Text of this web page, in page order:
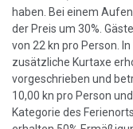
haben. Bei einem
der Preis um 30%.
von 22 kn pro Person.
zusätzliche Kurtaxe
vorgeschrieben und
10,00 kn pro Person
Kategorie des